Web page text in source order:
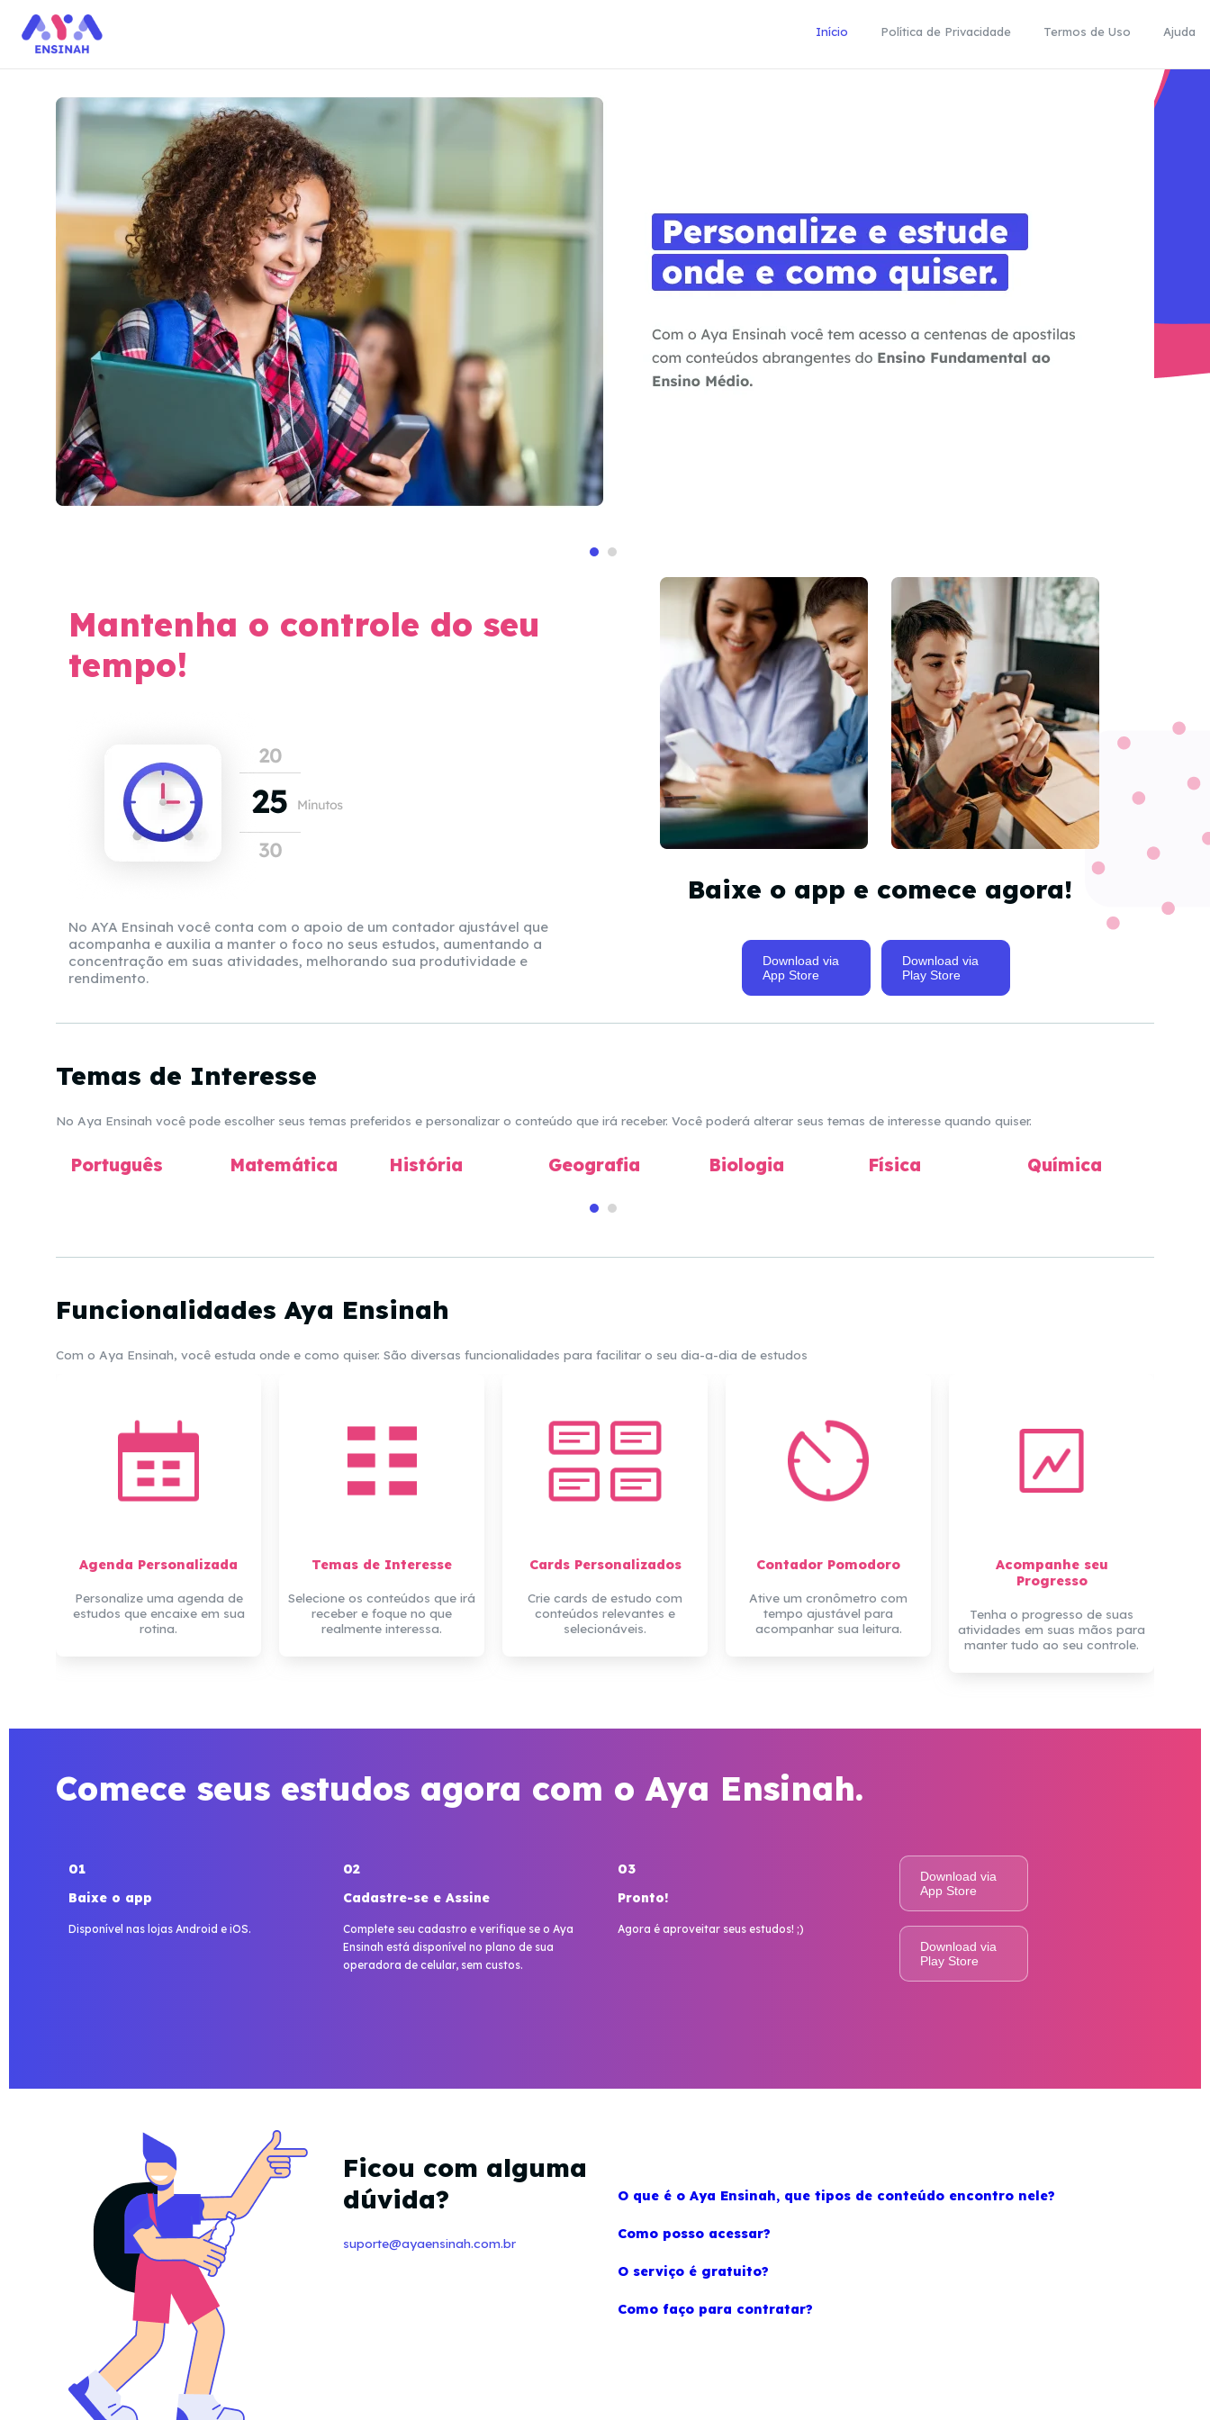
Início Política de Privacidade Termos de Uso Ajuda
Mantenha o controle do seu
tempo!
No AYA Ensinah você conta com o apoio de um contador ajustável que
acompanha e auxilia a manter o foco no seus estudos, aumentando a
concentração em suas atividades, melhorando sua produtividade e
rendimento.
Baixe o app e comece agora!
Download via
App Store
Download via
Play Store
Temas de Interesse
No Aya Ensinah você pode escolher seus temas preferidos e personalizar o conteúdo que irá receber. Você poderá alterar seus temas de interesse quando quiser.
Português Matemática História Geografia Biologia Física Química
Funcionalidades Aya Ensinah
Com o Aya Ensinah, você estuda onde e como quiser. São diversas funcionalidades para facilitar o seu dia-a-dia de estudos
Agenda Personalizada
Personalize uma agenda de
estudos que encaixe em sua
rotina.
Temas de Interesse
Selecione os conteúdos que irá
receber e foque no que
realmente interessa.
Cards Personalizados
Crie cards de estudo com
conteúdos relevantes e
selecionáveis.
Contador Pomodoro
Ative um cronômetro com
tempo ajustável para
acompanhar sua leitura.
Acompanhe seu
Progresso
Tenha o progresso de suas
atividades em suas mãos para
manter tudo ao seu controle.
Comece seus estudos agora com o Aya Ensinah.
01
Baixe o app
Disponível nas lojas Android e iOS.
02
Cadastre-se e Assine
Complete seu cadastro e verifique se o Aya
Ensinah está disponível no plano de sua
operadora de celular, sem custos.
03
Pronto!
Agora é aproveitar seus estudos! ;)
Download via
App Store
Download via
Play Store
Ficou com alguma
dúvida?
suporte@ayaensinah.com.br
O que é o Aya Ensinah, que tipos de conteúdo encontro nele?
Como posso acessar?
O serviço é gratuito?
Como faço para contratar?